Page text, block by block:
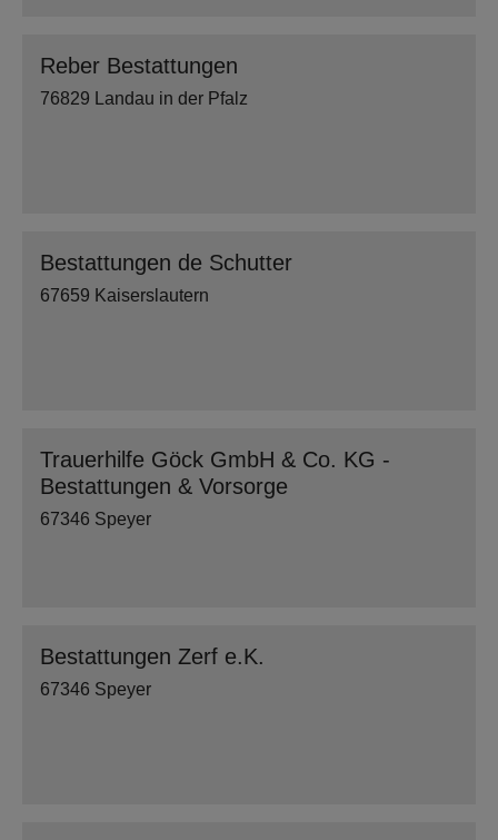
Reber Bestattungen
76829 Landau in der Pfalz
Bestattungen de Schutter
67659 Kaiserslautern
Trauerhilfe Göck GmbH & Co. KG -
Bestattungen & Vorsorge
67346 Speyer
Bestattungen Zerf e.K.
67346 Speyer